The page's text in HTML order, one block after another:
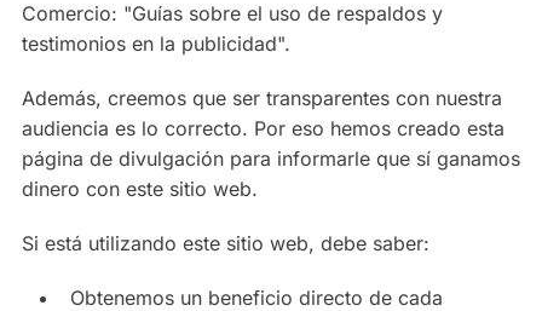
Comercio: "Guías sobre el uso de respaldos y
testimonios en la publicidad".
Además, creemos que ser transparentes con nuestra
audiencia es lo correcto. Por eso hemos creado esta
página de divulgación para informarle que sí ganamos
dinero con este sitio web.
Si está utilizando este sitio web, debe saber:
Obtenemos un beneficio directo de cada